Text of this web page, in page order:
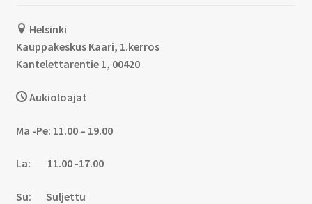
Helsinki
Kauppakeskus Kaari, 1.kerros
Kantelettarentie 1, 00420
Aukioloajat
Ma -Pe: 11.00 – 19.00
La: 11.00 -17.00
Su: Suljettu